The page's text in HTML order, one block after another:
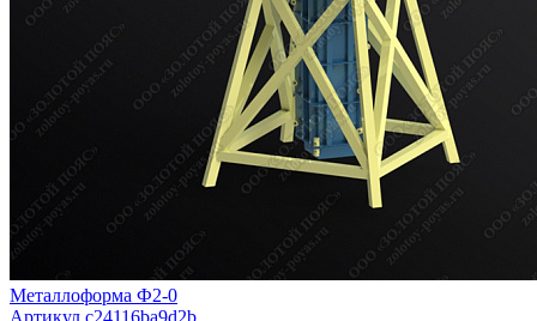
Металлоформа Ф2-0
Артикул c24116ba9d2b